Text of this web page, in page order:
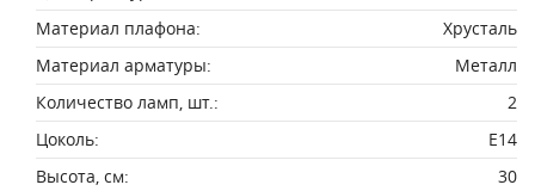
Материал плафона:
Хрусталь
Материал арматуры:
Металл
Количество ламп, шт.:
2
Цоколь:
Е14
Высота, см:
30